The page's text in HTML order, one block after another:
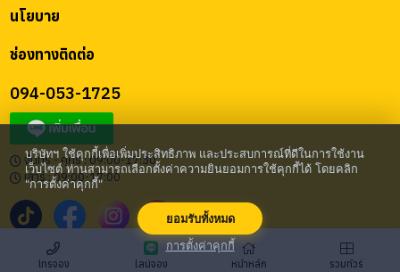
ช่องทางติดต่อ
094-053-1725
จันทร์ - ศุกร์ : 09:00-17:30
เสาร์ : 09:00-17:00
นโยบาย
โทรจอง ไลน์จอง หน้าหลัก รวมทัวร์
บริษัทฯ ใช้คุกกี้เพื่อเพิ่มประสิทธิภาพ และประสบการณ์ที่ดีในการใช้งาน
เว็บไซต์ ท่านสามารถเลือกตั้งค่าความยินยอมการใช้คุกกี้ได้ โดยคลิก
"การตั้งค่าคุกกี้"
ยอมรับทั้งหมด
การตั้งค่าคุกกี้